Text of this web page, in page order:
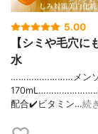
5.00
【シミや毛穴
水
……………………メンソ
170mL……………………✔️
配合✔️ビタミン…続